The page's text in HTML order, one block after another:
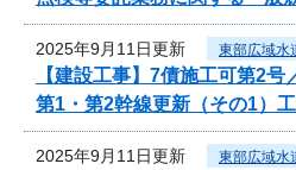
2025年9月11日更新 東部広域水
【建設工事】7債施工可第2
第1・第2幹線更新（その1）
2025年9月11日更新 東部広域水